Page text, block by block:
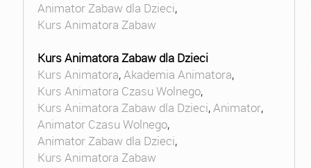
Animator Zabaw dla Dzieci,
Kurs Animatora Zabaw
Kurs Animatora Zabaw dla Dzieci
Kurs Animatora,Akademia Animatora,
Kurs Animatora Czasu Wolnego,
Kurs Animatora Zabaw dla Dzieci,Animator,
Animator Czasu Wolnego,
Animator Zabaw dla Dzieci,
Kurs Animatora Zabaw